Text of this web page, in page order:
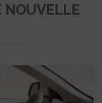
NOUVELLE